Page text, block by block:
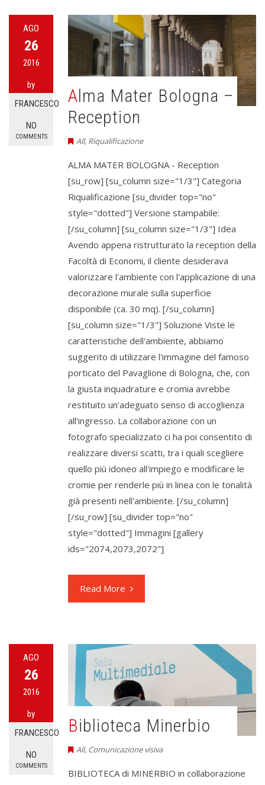
AGO
26
2016
by
FRANCESCO
NO
COMMENTS
Alma Mater Bologna –
Reception
All, Riqualificazione
ALMA MATER BOLOGNA - Reception
[su_row] [su_column size="1/3"] Categoria
Riqualificazione [su_divider top="no"
style="dotted"] Versione stampabile:
[/su_column] [su_column size="1/3"] Idea
Avendo appena ristrutturato la reception della
Facoltà di Economi, il cliente desiderava
valorizzare l'ambiente con l'applicazione di una
decorazione murale sulla superficie
disponibile (ca. 30 mq). [/su_column]
[su_column size="1/3"] Soluzione Viste le
caratteristiche dell'ambiente, abbiamo
suggerito di utilizzare l'immagine del famoso
porticato del Pavaglione di Bologna, che, con
la giusta inquadrature e cromia avrebbe
restituito un'adeguato senso di accoglienza
all'ingresso. La collaborazione con un
fotografo specializzato ci ha poi consentito di
realizzare diversi scatti, tra i quali scegliere
quello più idoneo all'impiego e modificare le
cromie per renderle più in linea con le tonalità
già presenti nell'ambiente. [/su_column]
[/su_row] [su_divider top="no"
style="dotted"] Immagini [gallery
ids="2074,2073,2072"]
Read More
AGO
26
2016
by
FRANCESCO
NO
COMMENTS
Biblioteca Minerbio
All, Comunicazione visiva
BIBLIOTECA di MINERBIO in collaborazione